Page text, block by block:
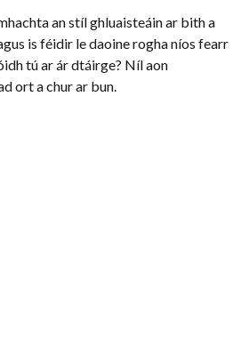
an stíl ghluaisteáin ar bith a
is féidir le daoine rogha níos fearr
tú ar ár dtáirge? Níl aon
ort a chur ar bun.